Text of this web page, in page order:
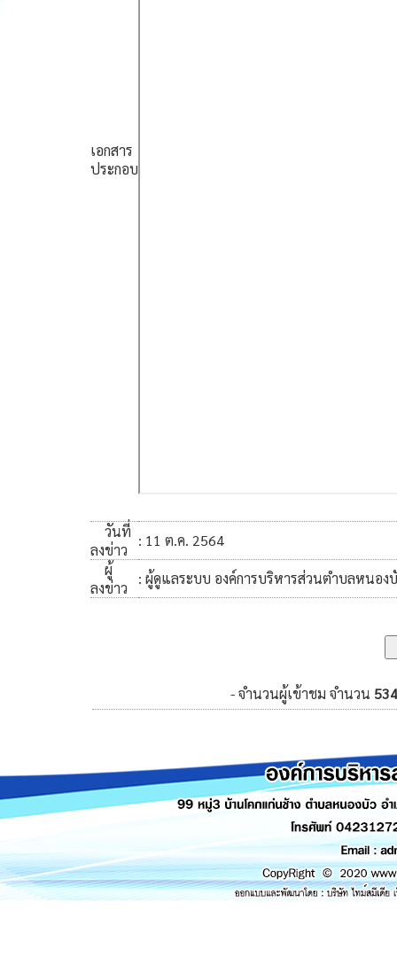
เอกสาร
ประกอบ
วันที่
ลงข่าว
: 11 ต.ค. 2564
ผู้
ลงข่าว
: ผู้ดูแลระบบ องค์การบริหารส่วนตำบลหนอง
- จำนวนผู้เข้าชม จำนวน